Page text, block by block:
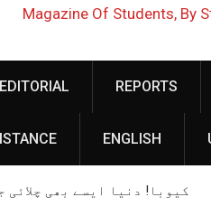
ناصر باغ
Quaid e
بہاوالدین
Magazine Of Students, By
EDITORIAL REPORTS
ENGLISH
کیوبا! دنیا ایسے بھی چلائی